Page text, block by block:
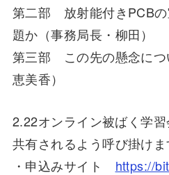
第二部 放射能付きPCBの
題か（事務局長・柳田）
第三部 この先の懸念につ
恵美香）
2.22オンライン被ばく学
共有されるよう呼び掛けま
・申込みサイト https://